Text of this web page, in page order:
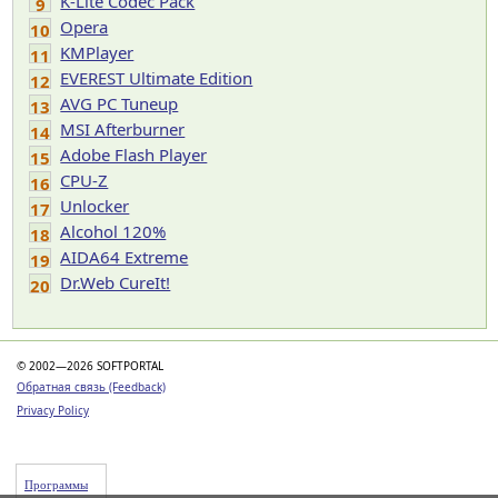
9
10 Opera
11 KMPlayer
12 EVEREST Ultimate Edition
13 AVG PC Tuneup
14 MSI Afterburner
15 Adobe Flash Player
16 CPU-Z
17 Unlocker
18 Alcohol 120%
19 AIDA64 Extreme
20 Dr.Web CureIt!
© 2002—2026 SOFTPORTAL
Обратная связь (Feedback)
Privacy Policy
Программы